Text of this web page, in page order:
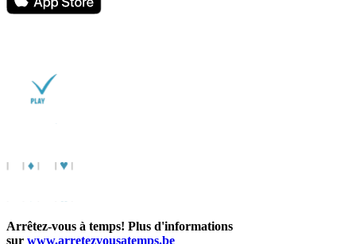
Arrêtez-vous à temps! Plus d'informations
sur www.arretezvousatemps.be